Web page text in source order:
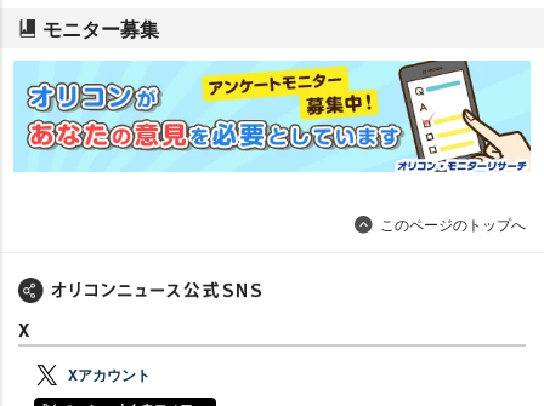
モニター募集
このページのトップへ
X
Xアカウント